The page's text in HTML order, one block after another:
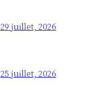
29 juillet, 2026
25 juillet, 2026